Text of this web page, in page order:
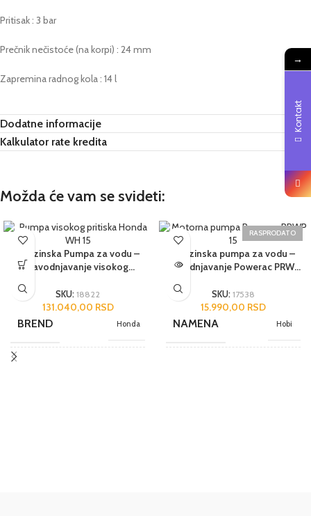
Pritisak : 3 bar
Prečnik nečistoće (na korpi) : 24 mm
Zapremina radnog kola : 14 l
Dodatne informacije
Kalkulator rate kredita
Možda će vam se svideti:
Benzinska Pumpa za vodu –
navodnjavanje visokog
SKU: 18822
131.040,00 RSD
BREND Honda
RASPRODATO
Benzinska pumpa za vodu –
navodnjavanje Powerac PRWP
SKU: 17538
15.990,00 RSD
NAMENA Hobi
→
Kontakt